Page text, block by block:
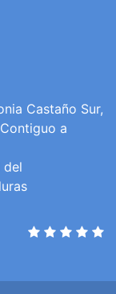
Castaño Sur,
a
del